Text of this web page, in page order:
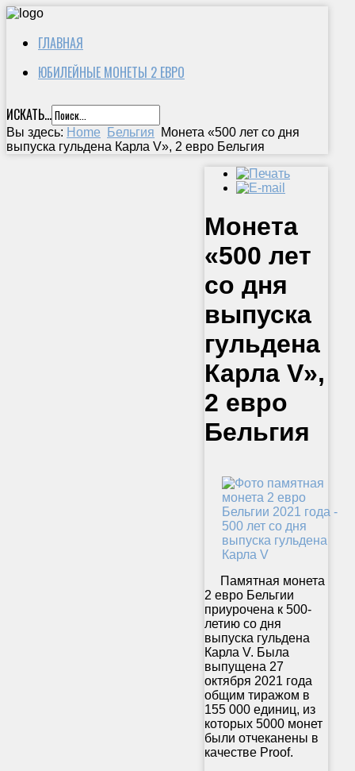
ГЛАВНАЯ
ЮБИЛЕЙНЫЕ МОНЕТЫ 2 ЕВРО
ИСКАТЬ...
Вы здесь: Home Бельгия
Монета «500 лет со дня
выпуска гульдена Карла V», 2 евро Бельгия
Монета
«500 лет
со дня
выпуска
гульдена
Карла V»,
2 евро
Бельгия
Памятная монета
2 евро Бельгии
приурочена к 500-
летию со дня
выпуска гульдена
Карла V. Была
выпущена 27
октября 2021 года
общим тиражом в
155 000 единиц, из
которых 5000 монет
были отчеканены в
качестве Proof.